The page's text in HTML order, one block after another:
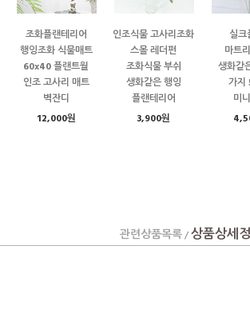
조화플랜테리어
행잉조화 식물매트
60x40 플랜트월
인조 고사리 매트
벽잔디
12,000원
인조식물 고사리조화
스몰 레더펀
조화식물 부쉬
생화같은 행잉
플랜테리어
3,900원
실크
마트
생화같
가
미
관련상품목록/상품상세